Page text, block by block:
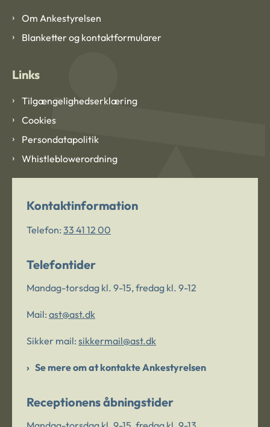
Om Ankestyrelsen
Blanketter og kontaktformularer
Links
Tilgængelighedserklæring
Cookies
Persondatapolitik
Whistleblowerordning
Kontaktinformation
Telefon: 33 41 12 00
Telefontider
Mandag-torsdag kl. 9-15, fredag kl. 9-12
Mail: ast@ast.dk
Sikker mail: sikkermail@ast.dk
Se mere om at kontakte Ankestyrelsen
Receptionens åbningstider